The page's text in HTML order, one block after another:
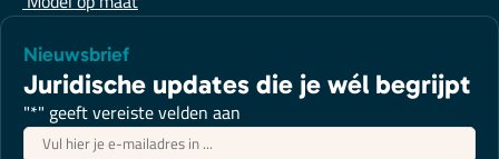
Nieuwsbrief
Juridische updates die je wél begrijpt
"*" geeft vereiste velden aan
E-